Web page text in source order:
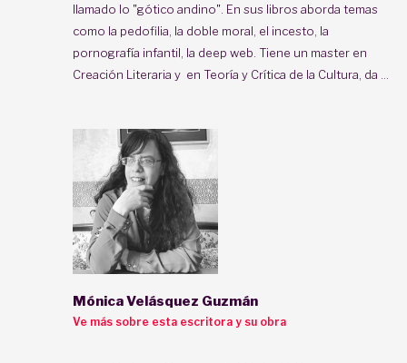
llamado lo "gótico andino". En sus libros aborda temas
como la pedofilia, la doble moral, el incesto, la
pornografía infantil, la deep web. Tiene un master en
Creación Literaria y en Teoría y Crítica de la Cultura, da ...
Mónica Velásquez Guzmán
Ve más sobre esta escritora y su obra